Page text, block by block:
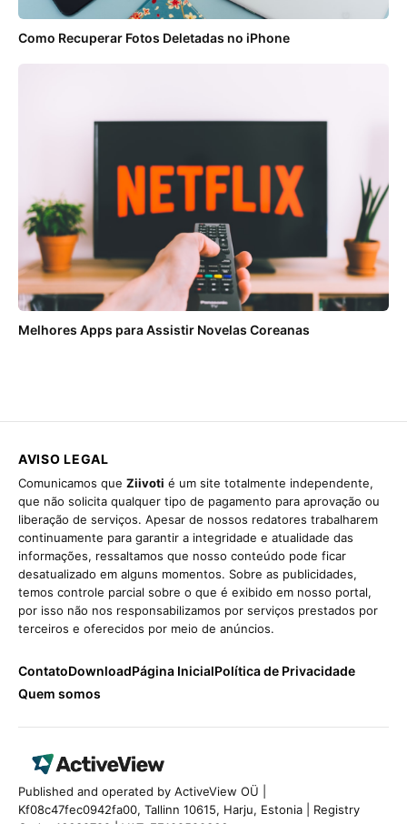
Como Recuperar Fotos Deletadas no iPhone
Melhores Apps para Assistir Novelas Coreanas
AVISO LEGAL
Comunicamos que Ziivoti é um site totalmente independente,
que não solicita qualquer tipo de pagamento para aprovação ou
liberação de serviços. Apesar de nossos redatores trabalharem
continuamente para garantir a integridade e atualidade das
informações, ressaltamos que nosso conteúdo pode ficar
desatualizado em alguns momentos. Sobre as publicidades,
temos controle parcial sobre o que é exibido em nosso portal,
por isso não nos responsabilizamos por serviços prestados por
terceiros e oferecidos por meio de anúncios.
ContatoDownloadPágina InicialPolítica de Privacidade
Quem somos
Published and operated by ActiveView OÜ |
Kf08c47fec0942fa00, Tallinn 10615, Harju, Estonia | Registry